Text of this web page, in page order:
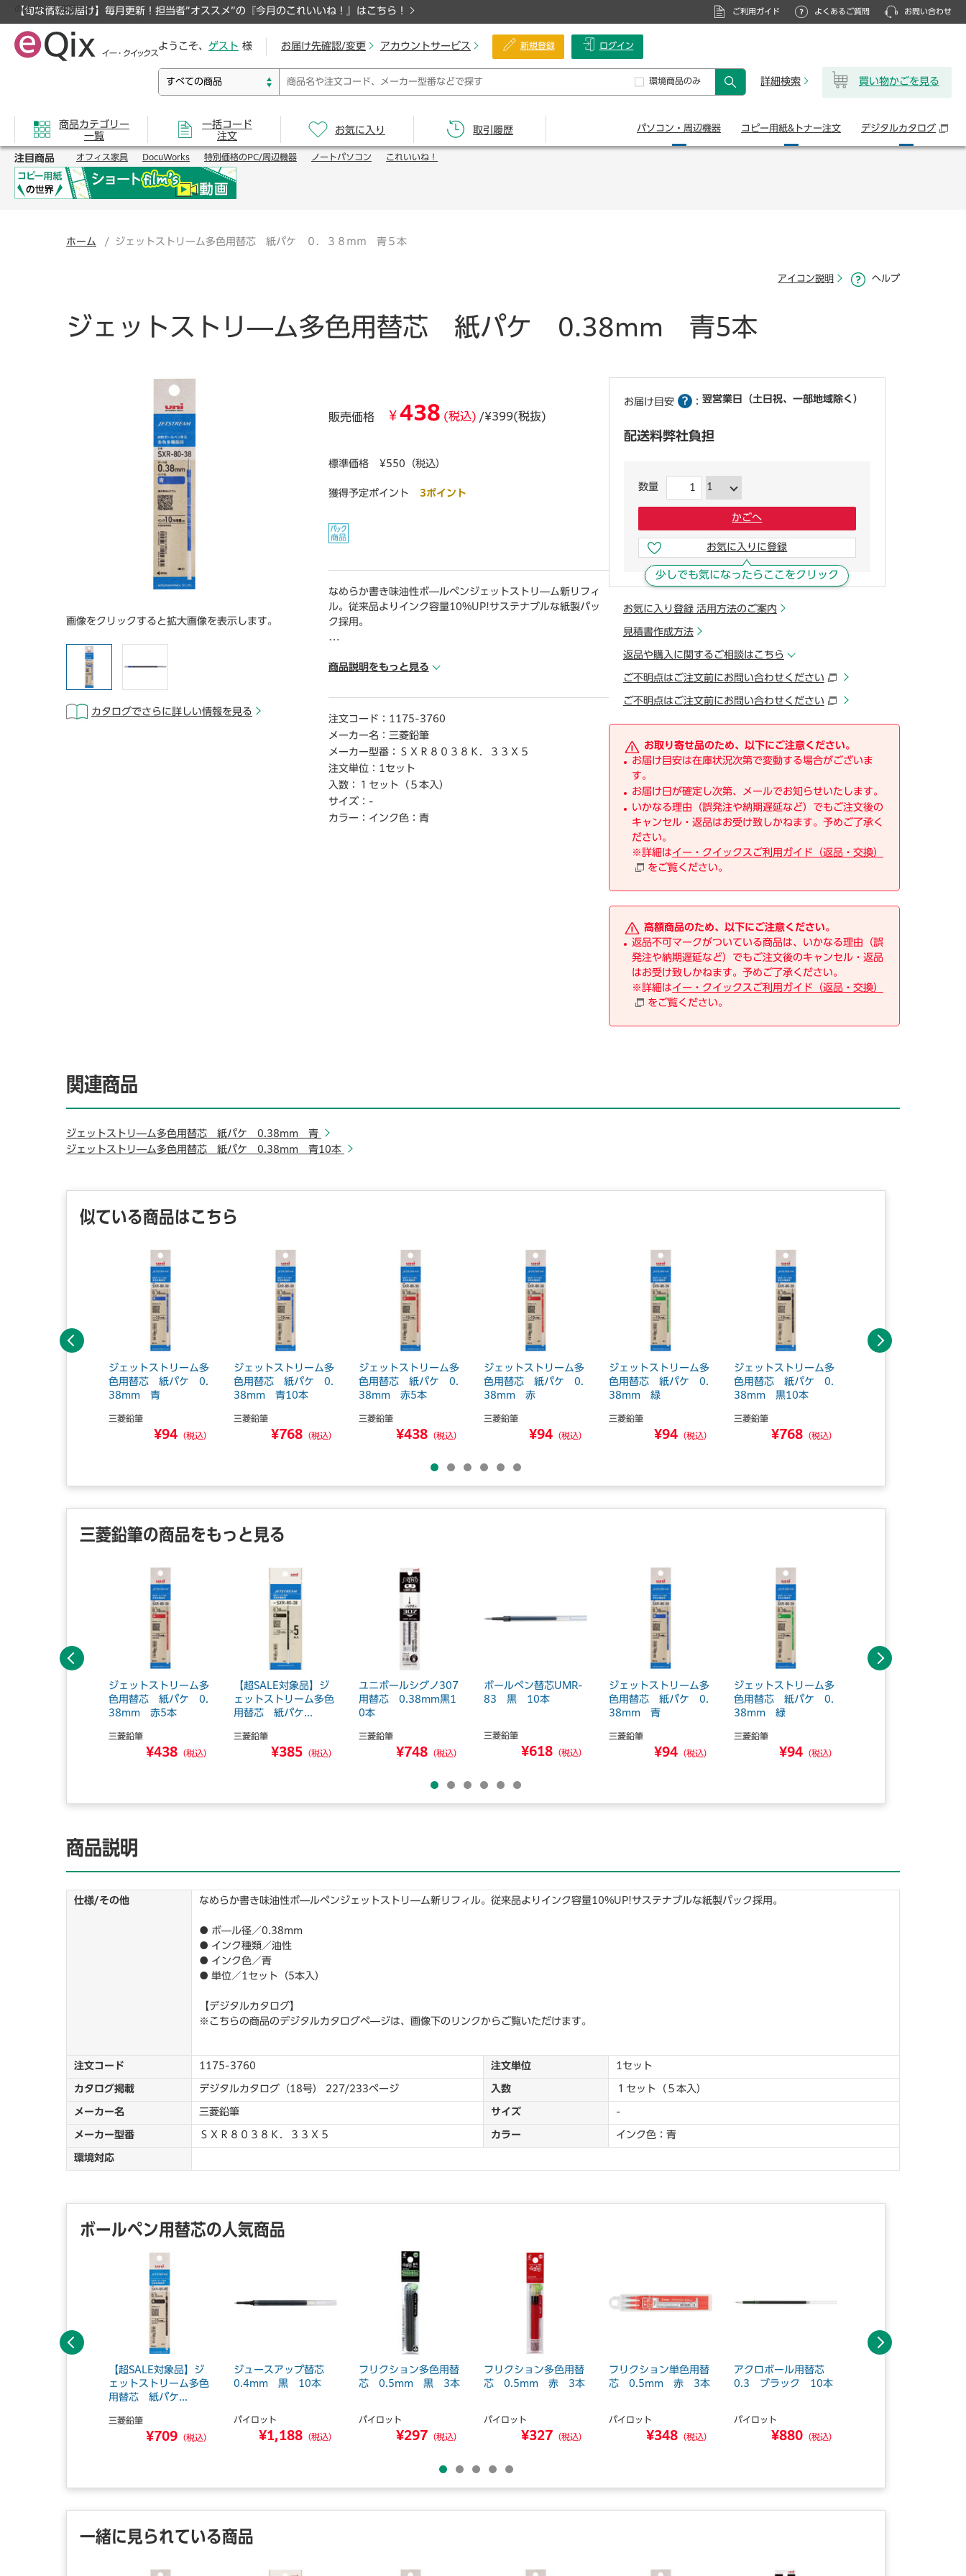
【旬な情報お届け】毎月更新！担当者”オススメ”の『今月のこれいいね！』はこちら！ ご利用ガイド よくあるご質問 お問い合わせ
のオフィス通販サイト
ようこそ、 ゲスト 様 お届け先確認/変更 アカウントサービス 新規登録 ログイン
環境商品のみ
検索
詳細検索 買い物かごを見る
商品カテゴリー
一覧
一括コード
注文
お気に入り 取引履歴 パソコン・ 周辺機器 コピー用紙& トナー注文 デジタルカタログ
注目商品 オフィス家具 DocuWorks 特別価格のPC/周辺機器 ノートパソコン これいいね！
ホーム ジェットストリーム多色用替芯 紙パケ ０．３８ｍｍ 青５本
アイコン説明 ヘルプ
ジェットストリ―ム多色用替芯 紙パケ 0.38mm 青5本
画像をクリックすると拡大画像を表示します。
カタログでさらに詳しい情報を見る
販売価格 ¥ 438 (税込) /¥399(税抜)
標準価格 ¥550（税込）
獲得予定ポイント 3ポイント
なめらか書き味油性ボ―ルペンジェットストリ―ム新リフィ
ル。従来品よりインク容量10%UP!サステナブルな紙製パッ
ク採用。
● インク種類／油性
● 単位／1セット（5本入）
【デジタルカタログ】
クからご覧いただけます。
商品説明をもっと見る
注文コード： 1175-3760
メーカー名： 三菱鉛筆
メーカー型番：
ＳＸＲ８０３８Ｋ．３３Ｘ５
注文単位： 1セット
入数：
１セット（５本入）
サイズ： -
カラー： インク色：青
お届け目安 ： 翌営業日（土日祝、一部地域除く）
配送料弊社負担
数量
かごへ
お気に入りに登録
少しでも気になったらここをクリック
お気に入り登録 活用方法のご案内
見積書作成方法
返品や購入に関するご相談はこちら
ご不明点はご注文前にお問い合わせください
ご不明点はご注文前にお問い合わせください
お取り寄せ品のため、以下にご注意ください。
お届け目安は在庫状況次第で変動する場合がございま
す。
お届け日が確定し次第、メールでお知らせいたします。
いかなる理由（誤発注や納期遅延など）でもご注文後の
キャンセル・返品はお受け致しかねます。予めご了承く
ださい。
※詳細はイー・クイックスご利用ガイド（返品・交換）
をご覧ください。
高額商品のため、以下にご注意ください。
返品不可マークがついている商品は、いかなる理由（誤
発注や納期遅延など）でもご注文後のキャンセル・返品
はお受け致しかねます。予めご了承ください。
※詳細はイー・クイックスご利用ガイド（返品・交換）
をご覧ください。
関連商品
ジェットストリ―ム多色用替芯 紙パケ 0.38mm 青
ジェットストリ―ム多色用替芯 紙パケ 0.38mm 青10本
似ている商品はこちら
ジェットストリーム多
色用替芯 紙パケ 0.
38mm 青
三菱鉛筆
¥94 （税込）
ジェットストリーム多
色用替芯 紙パケ 0.
38mm 青10本
三菱鉛筆
¥768 （税込）
ジェットストリーム多
色用替芯 紙パケ 0.
38mm 赤5本
三菱鉛筆
¥438 （税込）
ジェットストリーム多
色用替芯 紙パケ 0.
38mm 赤
三菱鉛筆
¥94 （税込）
ジェットストリーム多
色用替芯 紙パケ 0.
38mm 緑
三菱鉛筆
¥94 （税込）
ジェットストリーム多
色用替芯 紙パケ 0.
38mm 黒10本
三菱鉛筆
¥768 （税込）
前へ 次へ
三菱鉛筆の商品をもっと見る
ジェットストリーム多
色用替芯 紙パケ 0.
38mm 赤5本
三菱鉛筆
¥438 （税込）
【超SALE対象品】ジ
ェットストリーム多色
用替芯 紙パケ...
三菱鉛筆
¥385 （税込）
ユニボールシグノ307
用替芯 0.38mm黒1
0本
三菱鉛筆
¥748 （税込）
ボールペン替芯UMR-
83 黒 10本
三菱鉛筆
¥618 （税込）
ジェットストリーム多
色用替芯 紙パケ 0.
38mm 青
三菱鉛筆
¥94 （税込）
ジェットストリーム多
色用替芯 紙パケ 0.
38mm 緑
三菱鉛筆
¥94 （税込）
前へ 次へ
商品説明
仕様/その他 なめらか書き味油性ボ―ルペンジェットストリ―ム新リフィル。従来品よりインク容量10%UP!サステナブルな紙製パック採用。
● ボ―ル径／0.38mm
● インク種類／油性
● インク色／青
● 単位／1セット（5本入）
【デジタルカタログ】
※こちらの商品のデジタルカタログペ―ジは、画像下のリンクからご覧いただけます。
注文コード 1175-3760 注文単位 1セット
カタログ掲載 デジタルカタログ（18号） 227/233ページ 入数 １セット（５本入）
メーカー名 三菱鉛筆 サイズ -
メーカー型番 ＳＸＲ８０３８Ｋ．３３Ｘ５ カラー インク色：青
環境対応
ボールペン用替芯の人気商品
【超SALE対象品】ジ
ェットストリーム多色
用替芯 紙パケ...
三菱鉛筆
¥709 （税込）
ジュースアップ替芯
0.4mm 黒 10本
パイロット
¥1,188 （税込）
フリクション多色用替
芯 0.5mm 黒 3本
パイロット
¥297 （税込）
フリクション多色用替
芯 0.5mm 赤 3本
パイロット
¥327 （税込）
フリクション単色用替
芯 0.5mm 赤 3本
パイロット
¥348 （税込）
アクロボール用替芯
0.3 ブラック 10本
パイロット
¥880 （税込）
前へ 次へ
一緒に見られている商品